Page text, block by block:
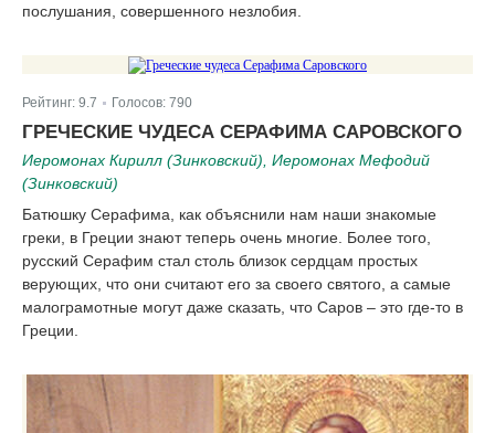
послушания, совершенного незлобия.
Рейтинг: 9.7 Голосов: 790
ГРЕЧЕСКИЕ ЧУДЕСА СЕРАФИМА САРОВСКОГО
Иеромонах Кирилл (Зинковский), Иеромонах Мефодий
(Зинковский)
Батюшку Серафима, как объяснили нам наши знакомые
греки, в Греции знают теперь очень многие. Более того,
русский Серафим стал столь близок сердцам простых
верующих, что они считают его за своего святого, а самые
малограмотные могут даже сказать, что Саров – это где-то в
Греции.